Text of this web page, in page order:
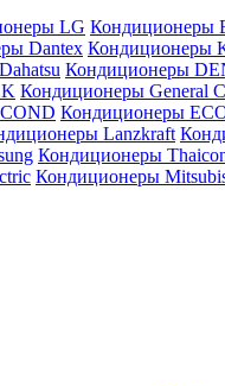
LG Кондиционеры
Dantex Кондиционеры
Кондиционеры
Кондиционеры General
Кондиционеры
Lanzkraft
Кондиционеры
Кондиционеры